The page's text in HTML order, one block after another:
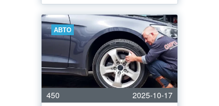
АВТО
450
2025-10-17